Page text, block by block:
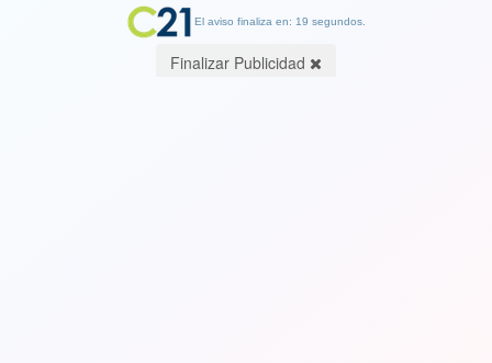
El aviso finaliza en: 19 segundos.
Finalizar Publicidad